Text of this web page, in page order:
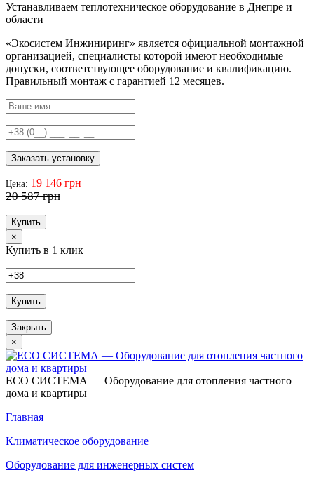
Устанавливаем теплотехническое оборудование в Днепре и
области
«Экосистем Инжиниринг» является официальной монтажной
организацией, специалисты которой имеют необходимые
допуски, соответствующее оборудование и квалификацию.
Правильный монтаж с гарантией 12 месяцев.
Заказать установку
Цена: 19 146 грн
20 587 грн
Купить
×
Купить в 1 клик
Купить
Закрыть
×
ECO СИСТЕМА — Оборудование для отопления частного
дома и квартиры
Главная
Климатическое оборудование
Оборудование для инженерных систем